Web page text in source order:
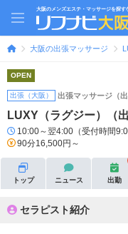
大阪のメンズエステ・マッサージを探す
大阪の出張マッサージ
OPEN
出張（大阪） 出張マッサージ（
LUXY（ラグジー）（出
10:00～翌4:00（受付時間
90分16,500円～
トップ ニュース 出勤
セラピスト紹介